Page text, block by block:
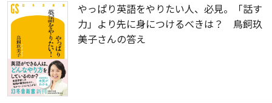
やっぱり英語をやりたい人、必見。「話す
力」より先に身につけるべきは？ 鳥飼玖
美子さんの答え